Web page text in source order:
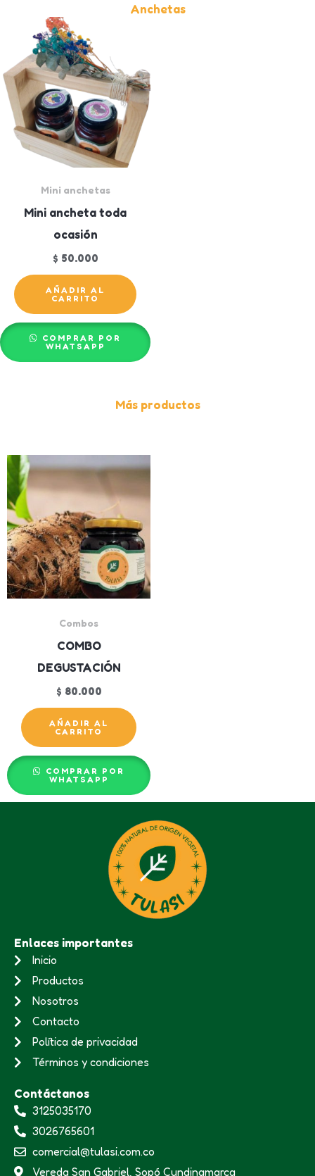
Anchetas
Mini anchetas
Mini ancheta toda
ocasión
$ 50.000
AÑADIR AL
CARRITO
COMPRAR POR
WHATSAPP
Más productos
Combos
COMBO
DEGUSTACIÓN
$ 80.000
AÑADIR AL
CARRITO
COMPRAR POR
WHATSAPP
Enlaces importantes
Inicio
Productos
Nosotros
Contacto
Política de privacidad
Términos y condiciones
Contáctanos
3125035170
3026765601
comercial@tulasi.com.co
Vereda San Gabriel, Sopó Cundinamarca